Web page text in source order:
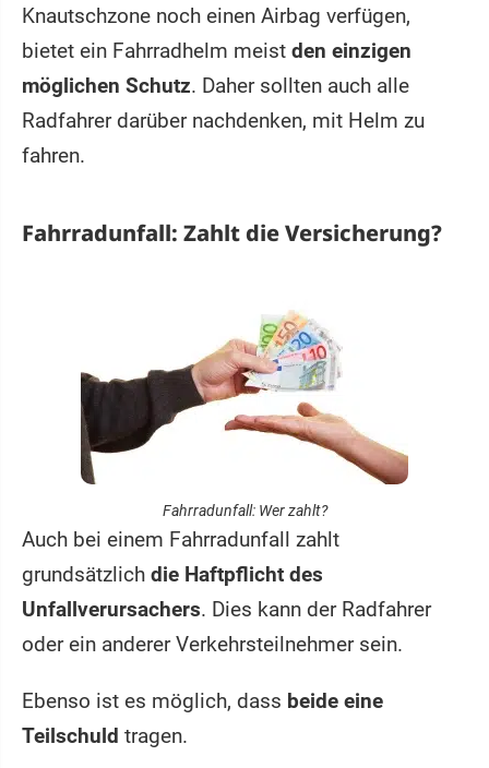
Knautschzone noch einen Airbag verfügen,
bietet ein Fahrradhelm meist den einzigen
möglichen Schutz. Daher sollten auch alle
Radfahrer darüber nachdenken, mit Helm zu
fahren.
Fahrradunfall: Zahlt die Versicherung?
Fahrradunfall: Wer zahlt?
Auch bei einem Fahrradunfall zahlt
grundsätzlich die Haftpflicht des
Unfallverursachers. Dies kann der Radfahrer
oder ein anderer Verkehrsteilnehmer sein.
Ebenso ist es möglich, dass beide eine
Teilschuld tragen.